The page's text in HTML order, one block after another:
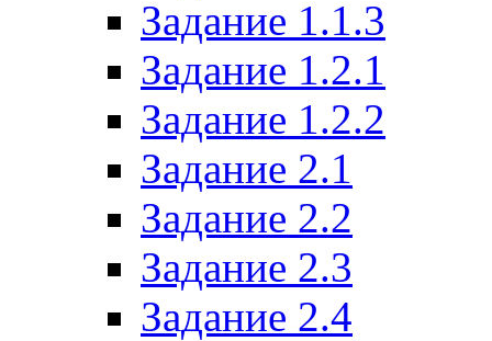
Задание 1.1.3
Задание 1.2.1
Задание 1.2.2
Задание 2.1
Задание 2.2
Задание 2.3
Задание 2.4